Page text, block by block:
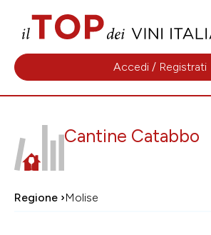
Accedi / Registrati
Cantine Catabbo
Regione ›Molise